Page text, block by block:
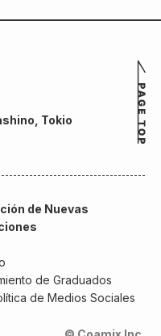
Tokio
de Nuevas
de Graduados
de Medios Sociales